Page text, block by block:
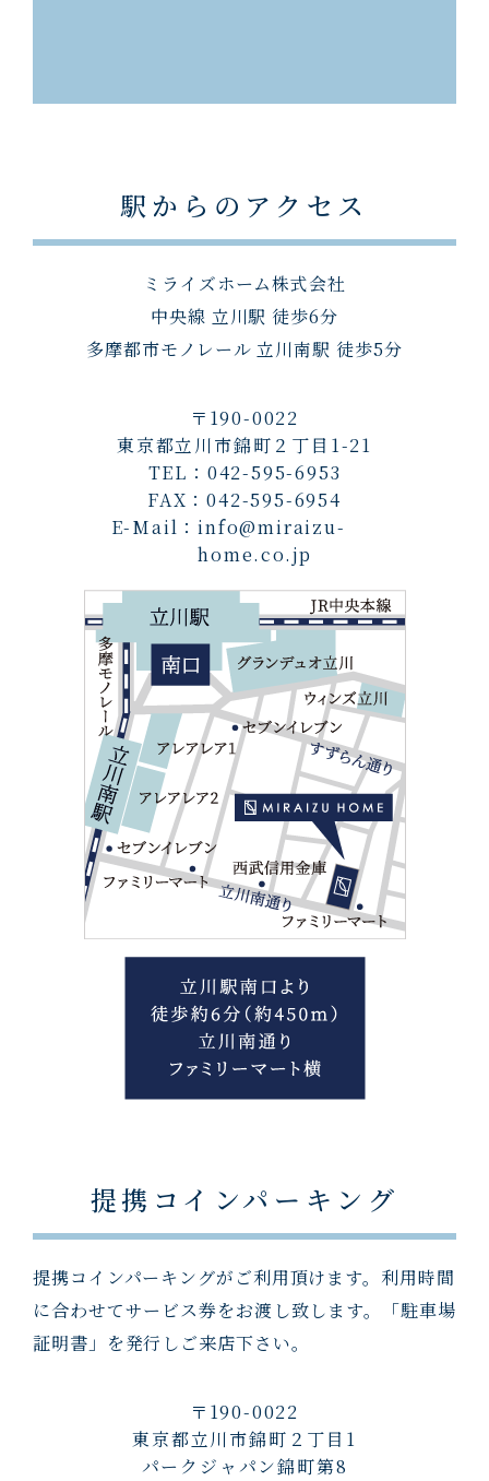
駅からのアクセス
ミライズホーム株式会社
中央線 立川駅 徒歩6分
多摩都市モノレール 立川南駅 徒歩5分
〒190-0022
東京都立川市錦町２丁目1-21
TEL：042-595-6953
FAX：042-595-6954
E-Mail：info@miraizu-
home.co.jp
提携コインパーキング
提携コインパーキングがご利用頂けます。利用時間
に合わせてサービス券をお渡し致します。「駐車場
証明書」を発行しご来店下さい。
〒190-0022
東京都立川市錦町２丁目1
パークジャパン錦町第8